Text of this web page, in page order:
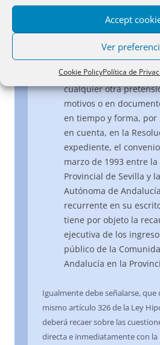
Accept
Ver
Cookie PolicyPolítica de
de conformidad con el
Ley Hipotecaria el
exclusivamente sobre
relacionen directa e
calificación del
cualquier otra
motivos o en
en tiempo y forma,
en cuenta, en la
expediente, el
marzo de 1993 entre
Provincial de Sevilla y
Autónoma de
recurrente en su
tiene por objeto la
ejecutiva de los
público de la
Andalucía en la
Igualmente debe señalarse, que
mismo artículo 326 de la Ley
deberá recaer sobre las
directa e inmediatamente con